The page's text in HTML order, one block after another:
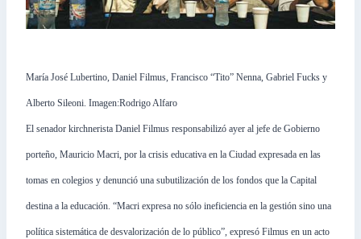
María José Lubertino, Daniel Filmus, Francisco “Tito” Nenna, Gabriel Fucks y
Alberto Sileoni. Imagen:Rodrigo Alfaro
El senador kirchnerista Daniel Filmus responsabilizó ayer al jefe de Gobierno
porteño, Mauricio Macri, por la crisis educativa en la Ciudad expresada en las
tomas en colegios y denunció una subutilización de los fondos que la Capital
destina a la educación. “Macri expresa no sólo ineficiencia en la gestión sino una
política sistemática de desvalorización de lo público”, expresó Filmus en un acto